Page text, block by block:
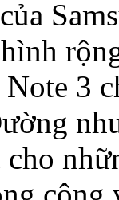
Túi đựng iPad
3